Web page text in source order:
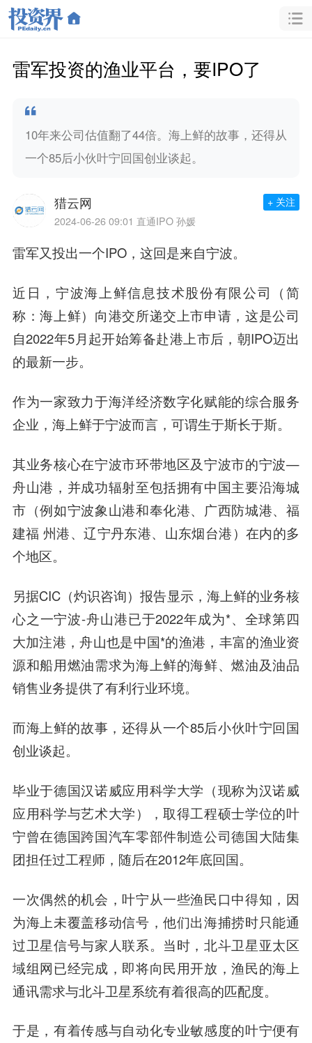
雷军投资的渔业平台，要IPO了
10年来公司估值翻了44倍。海上鲜的故事，还得从
一个85后小伙叶宁回国创业谈起。
猎云网
2024-06-26 09:01 直通IPO 孙媛
+ 关注
雷军又投出一个IPO，这回是来自宁波。
近日，宁波海上鲜信息技术股份有限公司（简
称：海上鲜）向港交所递交上市申请，这是公司
自2022年5月起开始筹备赴港上市后，朝IPO迈出
的最新一步。
作为一家致力于海洋经济数字化赋能的综合服务
企业，海上鲜于宁波而言，可谓生于斯长于斯。
其业务核心在宁波市环带地区及宁波市的宁波—
舟山港，并成功辐射至包括拥有中国主要沿海城
市（例如宁波象山港和奉化港、广西防城港、福
建福 州港、辽宁丹东港、山东烟台港）在内的多
个地区。
另据CIC（灼识咨询）报告显示，海上鲜的业务核
心之一宁波-舟山港已于2022年成为*、全球第四
大加注港，舟山也是中国*的渔港，丰富的渔业资
源和船用燃油需求为海上鲜的海鲜、燃油及油品
销售业务提供了有利行业环境。
而海上鲜的故事，还得从一个85后小伙叶宁回国
创业谈起。
毕业于德国汉诺威应用科学大学（现称为汉诺威
应用科学与艺术大学），取得工程硕士学位的叶
宁曾在德国跨国汽车零部件制造公司德国大陆集
团担任过工程师，随后在2012年底回国。
一次偶然的机会，叶宁从一些渔民口中得知，因
为海上未覆盖移动信号，他们出海捕捞时只能通
过卫星信号与家人联系。当时，北斗卫星亚太区
域组网已经完成，即将向民用开放，渔民的海上
通讯需求与北斗卫星系统有着很高的匹配度。
于是，有着传感与自动化专业敏感度的叶宁便有